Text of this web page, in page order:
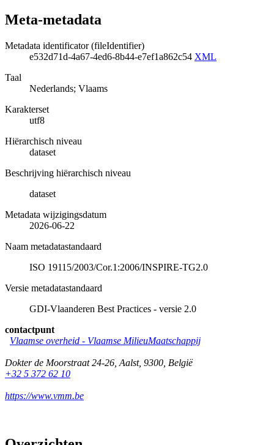
Meta-metadata
Metadata identificator (fileIdentifier)
e532d71d-4a67-4ed6-8b44-e7ef1a862c54 XML
Taal
Nederlands; Vlaams
Karakterset
utf8
Hiërarchisch niveau
dataset
Beschrijving hiërarchisch niveau
dataset
Metadata wijzigingsdatum
2026-06-22
Naam metadatastandaard
ISO 19115/2003/Cor.1:2006/INSPIRE-TG2.0
Versie metadatastandaard
GDI-Vlaanderen Best Practices - versie 2.0
contactpunt
Vlaamse overheid - Vlaamse MilieuMaatschappij
Dokter de Moorstraat 24-26 Aalst, 9300 België
+32 5 372 62 10
https://www.vmm.be